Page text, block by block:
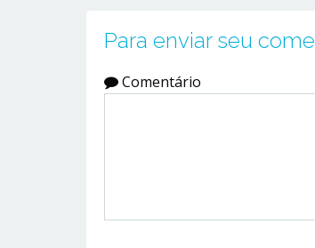
Para enviar seu
Comentário